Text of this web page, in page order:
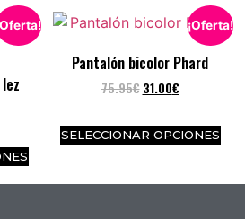
¡Oferta!
Pantalón bicolor Phard
75.95€ 31.00€
SELECCIONAR OPCIONES